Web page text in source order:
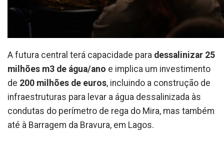
A futura central terá capacidade para dessalinizar 25
milhões m3 de água/ano e implica um investimento
de 200 milhões de euros, incluindo a construção de
infraestruturas para levar a água dessalinizada às
condutas do perímetro de rega do Mira, mas também
até à Barragem da Bravura, em Lagos.